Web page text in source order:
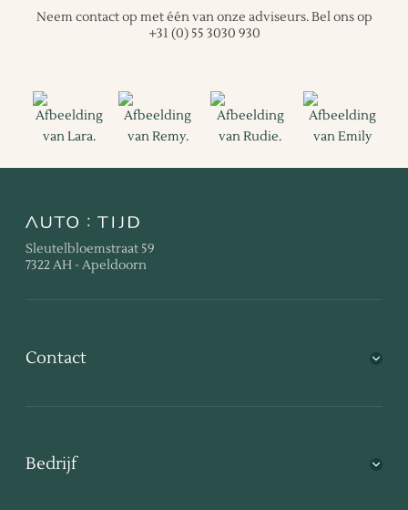
Neem contact op met één van onze adviseurs.Bel ons op
+31 (0) 55 3030 930
Sleutelbloemstraat 59
7322 AH - Apeldoorn
Contact
Bedrijf